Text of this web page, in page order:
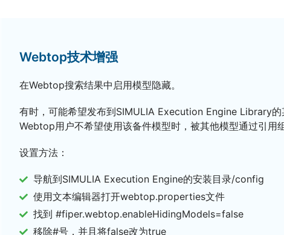
Webtop技术增强
在Webtop搜索结果中启用模型隐藏。
有时，可能希望发布到SIMULIA Execution Engine Library
Webtop用户不希望使用该备件模型时，被其他模型通过引
设置方法：
导航到SIMULIA Execution Engine的安装目录/config
使用文本编辑器打开webtop.properties文件
找到 #fiper.webtop.enableHidingModels=false
移除#号，并且将false改为true